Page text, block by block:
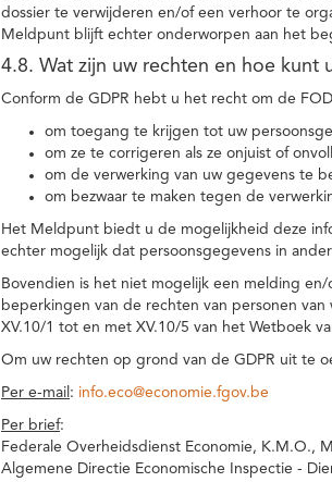
dossier te verwijderen en/of een verhoor te
Meldpunt blijft echter onderworpen aan het
4.8. Wat zijn uw rechten en hoe kunt
Conform de GDPR hebt u het recht om de
om toegang te krijgen tot uw
om ze te corrigeren als ze onjuist of
om de verwerking van uw gegevens te
om bezwaar te maken tegen de
Het Meldpunt biedt u de mogelijkheid deze
echter mogelijk dat persoonsgegevens in
Bovendien is het niet mogelijk een melding
beperkingen van de rechten van personen
XV.10/1 tot en met XV.10/5 van het Wetboek
Om uw rechten op grond van de GDPR uit te
Per e-mail : info.eco@economie.fgov.be
Per brief:
Federale Overheidsdienst Economie, K.M.O.,
Algemene Directie Economische Inspectie -